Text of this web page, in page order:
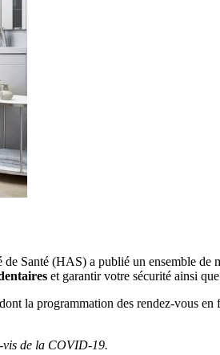
Santé (HAS) a publié un ensemble de
et garantir votre sécurité ainsi
la programmation des rendez-vous
vis de la COVID-19.